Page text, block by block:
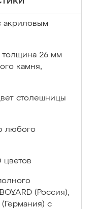
толщина 26 мм
камня,
столешницы
любого
цветов
(Россия),
с